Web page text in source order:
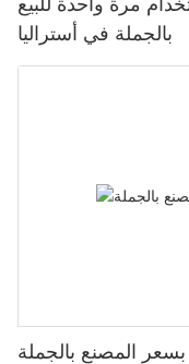
بالجملة في أستراليا
المصنع بالجملة